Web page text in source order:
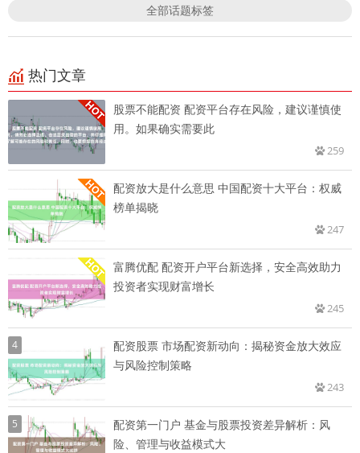
全部话题标签
热门文章
股票不能配资 配资平台存在风险，建议谨慎使
用。如果确实需要此
259
配资放大是什么意思 中国配资十大平台：权威
榜单揭晓
247
富腾优配 配资开户平台新选择，安全高效助力
投资者实现财富增长
245
4
配资股票 市场配资新动向：揭秘资金放大效应
与风险控制策略
243
5
配资第一门户 基金与股票投资差异解析：风
险、管理与收益模式大